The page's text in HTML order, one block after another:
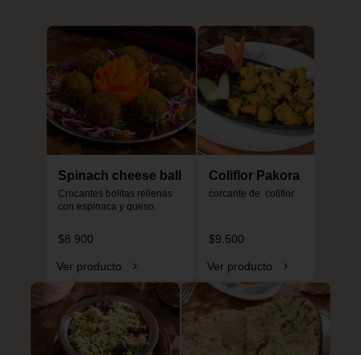
Spinach cheese ball
Crocantes bolitas rellenas
con espinaca y queso.
$8.900
Ver producto
Coliflor Pakora
corcante de  coliflor
$9.500
Ver producto